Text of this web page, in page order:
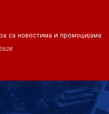
са новостима и промоцијама
26